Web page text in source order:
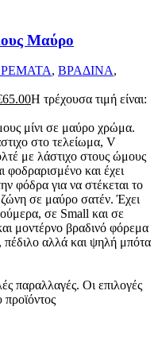
Μαύρο
, ΒΡΑΔΙΝΑ,
65.00Η τρέχουσα τιμή είναι:
μίνι σε μαύρο χρώμα.
στο τελείωμα, V
με λάστιχο στους ώμους
φοδραρισμένο και έχει
φόδρα για να στέκεται το
σε μαύρο σατέν. Έχει
σε Small και σε
μοντέρνο βραδινό φόρεμα
αλλά και ψηλή μπότα
παραλλαγές. Οι επιλογές